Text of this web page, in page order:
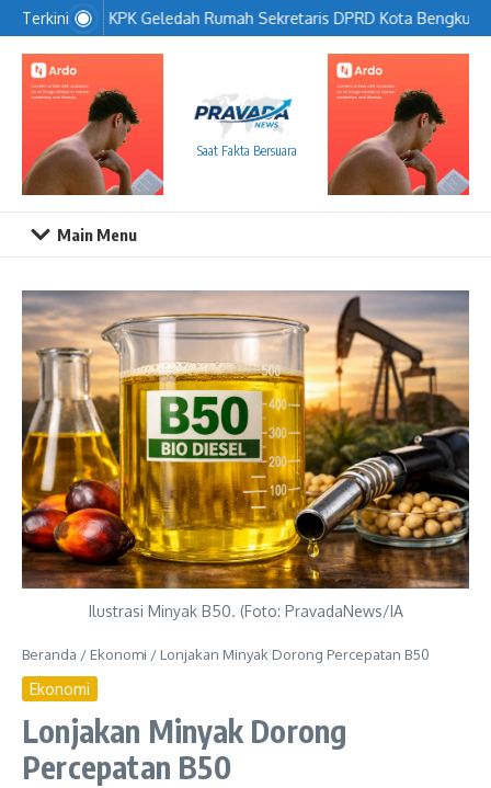
Lewati ke konten
Terkini KPK Geledah Rumah Sekretaris DPRD Kota Bengkulu
Saat Fakta Bersuara
Main Menu
Ilustrasi Minyak B50. (Foto: PravadaNews/IA
Beranda / Ekonomi / Lonjakan Minyak Dorong Percepatan B50
Ekonomi
Lonjakan Minyak Dorong
Percepatan B50